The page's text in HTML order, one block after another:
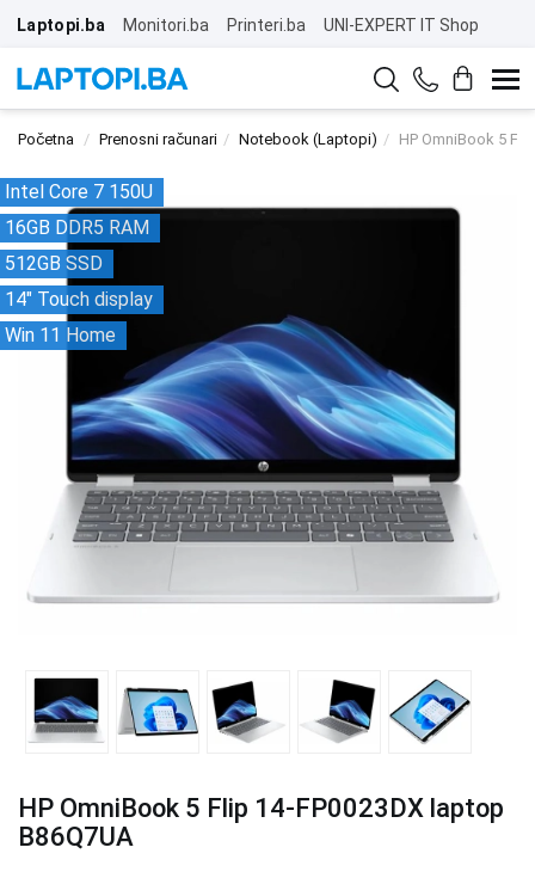
Laptopi.ba Monitori.ba Printeri.ba UNI-EXPERT IT Shop
Početna Prenosni računari Notebook (Laptopi) HP OmniBook 5
Intel Core 7 150U
16GB DDR5 RAM
512GB SSD
14" Touch display
Win 11 Home
HP OmniBook 5 Flip 14-FP0023DX laptop
B86Q7UA